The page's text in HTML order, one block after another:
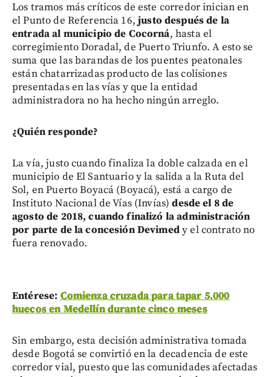
Los tramos más críticos de este corredor inician en
el Punto de Referencia 16,justo después de la
entrada al municipio de Cocorná, hasta el
corregimiento Doradal, de Puerto Triunfo. A esto se
suma que las barandas de los puentes peatonales
están chatarrizadas producto de las colisiones
presentadas en las vías y que la entidad
administradora no ha hecho ningún arreglo.
¿Quién responde?
La vía, justo cuando finaliza la doble calzada en el
municipio de El Santuario y la salida a la Ruta del
Sol, en Puerto Boyacá (Boyacá), está a cargo de
Instituto Nacional de Vías (Invías)desde el 8 de
agosto de 2018, cuando finalizó la administración
por parte de la concesión Devimedy el contrato no
fuera renovado.
Entérese:Comienza cruzada para tapar 5.000
huecos en Medellín durante cinco meses
Sin embargo, esta decisión administrativa tomada
desde Bogotá se convirtió en la decadencia de este
corredor vial, puesto que las comunidades afectadas